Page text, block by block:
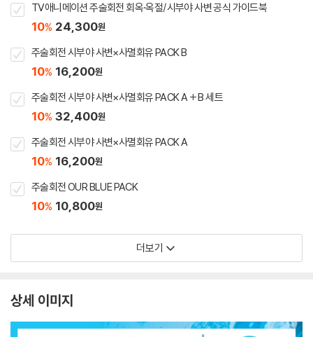
TV애니메이션 주술회전 회옥·옥절/시부야 사변 공식 가이드북
10% 24,300원
주술회전 시부야 사변×사멸회유 PACK B
10% 16,200원
주술회전 시부야 사변×사멸회유 PACK A + B 세트
10% 32,400원
주술회전 시부야 사변×사멸회유 PACK A
10% 16,200원
주술회전 OUR BLUE PACK
10% 10,800원
더보기
상세 이미지